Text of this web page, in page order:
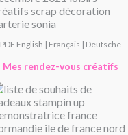
PDF English | Français | Deutsche
Mes rendez-vous créatifs